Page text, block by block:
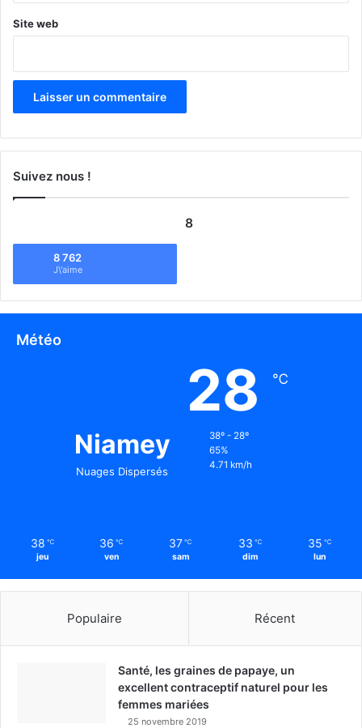
Site web
Suivez nous !
8
8 762
J\'aime
Météo
Niamey
Nuages Dispersés
28 ℃
38º - 28º
65%
4.71 km/h
38 ℃
jeu
36 ℃
ven
37 ℃
sam
33 ℃
dim
35 ℃
lun
Populaire Récent
Santé, les graines de papaye, un
excellent contraceptif naturel pour les
femmes mariées
25 novembre 2019